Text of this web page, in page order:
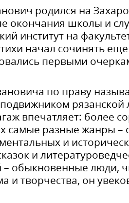
родился на
окончания школы и
институт на
начал сочинять
первыми
по праву
рязанской
впечатляет: более
самые разные жанры –
и
и
– обыкновенные люди,
и творчества, он